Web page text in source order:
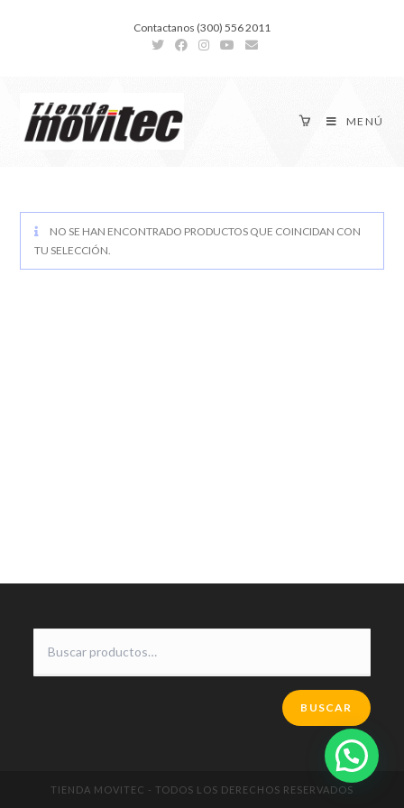
Contactanos (300) 556 2011
MENÚ
NO SE HAN ENCONTRADO PRODUCTOS QUE COINCIDAN CON
TU SELECCIÓN.
BUSCAR
TIENDA MOVITEC - TODOS LOS DERECHOS RESERVADOS